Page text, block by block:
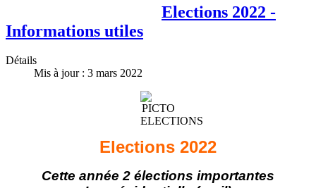
Elections 2022 -
Informations utiles
Détails
Mis à jour : 3 mars 2022
Elections 2022
Cette année 2 élections importantes